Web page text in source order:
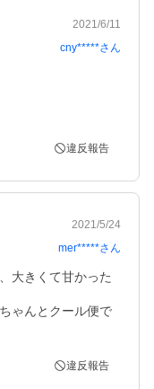
2021/6/11
cny*****さん
違反報告
2021/5/24
mer*****さん
大きくて甘かった
ゃんとクール便で
違反報告